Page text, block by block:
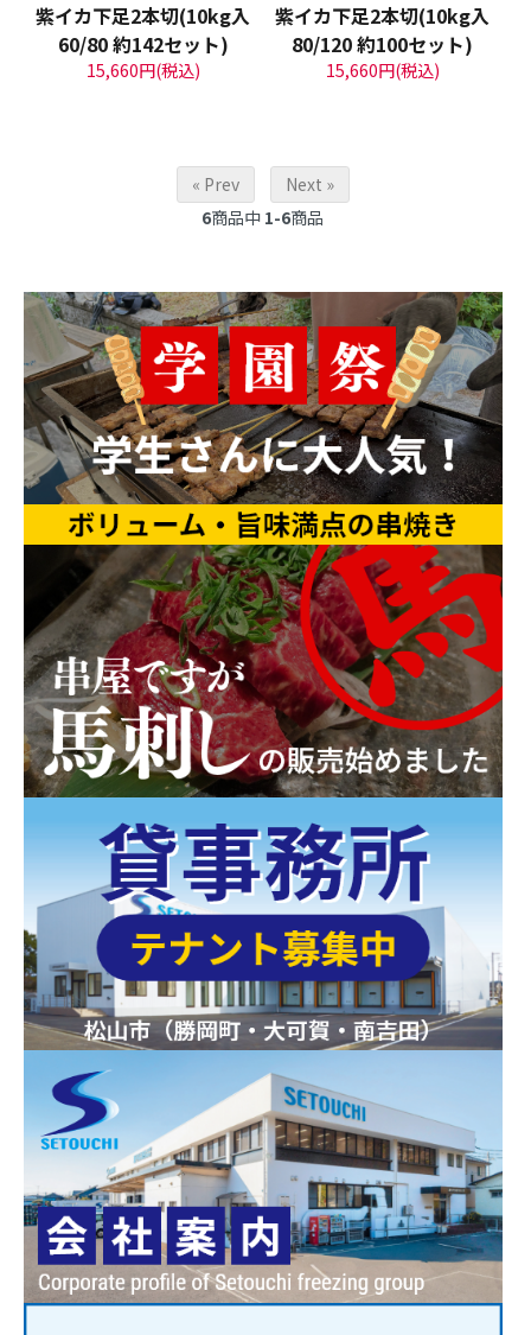
紫イカ下足2本切(10kg入
60/80 約142セット)
15,660円(税込)
紫イカ下足2本切(10kg入
80/120 約100セット)
15,660円(税込)
« Prev
Next »
6商品中 1-6商品